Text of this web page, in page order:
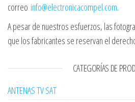
correo info@electronicacompel.com.
A pesar de nuestros esfuerzos, las
que los fabricantes se reservan el
CATEGORÍAS DE
ANTENAS TV SAT